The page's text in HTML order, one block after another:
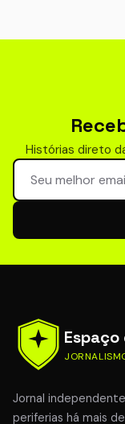
Histórias direto
Seu email para
Espaço
Jornal
periferias há mais